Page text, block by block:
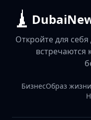
Откройте для
встречаются
БизнесОбраз жизни